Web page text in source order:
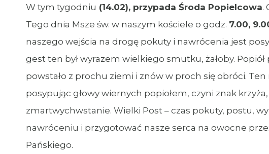
W tym tygodniu (14.02), przypada Środa Popielcowa.
Tego dnia Msze św. w naszym kościele o godz. 7.00,
naszego wejścia na drogę pokuty i nawrócenia jest
gest ten był wyrazem wielkiego smutku, żałoby.
powstało z prochu ziemi i znów w proch się obróci.
posypując głowy wiernych popiołem, czyni znak
zmartwychwstanie. Wielki Post – czas pokuty, postu,
nawróceniu i przygotować nasze serca na owocne
Pańskiego.